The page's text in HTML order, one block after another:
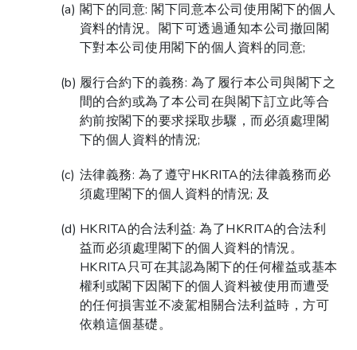
閣下的同意: 閣下同意本公司使用閣下的個人
資料的情況。閣下可透過通知本公司撤回閣
下對本公司使用閣下的個人資料的同意;
履行合約下的義務: 為了履行本公司與閣下之
間的合約或為了本公司在與閣下訂立此等合
約前按閣下的要求採取步驟，而必須處理閣
下的個人資料的情況;
法律義務: 為了遵守HKRITA的法律義務而必
須處理閣下的個人資料的情況; 及
HKRITA的合法利益: 為了HKRITA的合法利
益而必須處理閣下的個人資料的情況。
HKRITA只可在其認為閣下的任何權益或基本
權利或閣下因閣下的個人資料被使用而遭受
的任何損害並不凌駕相關合法利益時，方可
依賴這個基礎。